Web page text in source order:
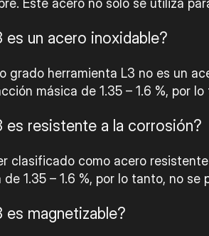
Este acero no sólo se utiliza
es un acero inoxidable?
grado herramienta L3 no es un
másica de 1.35 – 1.6 %, por
es resistente a la corrosión?
clasificado como acero
de 1.35 – 1.6 %, por lo tanto, no
es magnetizable?